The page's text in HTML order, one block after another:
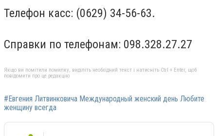
Телефон касс: (0629) 34-56-63.
Справки по телефонам: 098.328.27.27
Якщо ви помітили помилку, виділіть необхідний текст і натисніть Ctrl + Enter, щоб
повідомити про це редакцію
#Евгения Литвинковича Международный женский день Любите
женщину всегда